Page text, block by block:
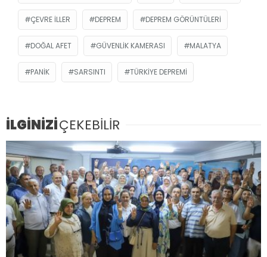
ÇEVRE ILLER DEPREM DEPREM GÖRÜNTÜLERI
DOĞAL AFET GÜVENLIK KAMERASI MALATYA
PANIK SARSINTI TÜRKIYE DEPREMI
İLGİNİZİÇEKEBİLİR